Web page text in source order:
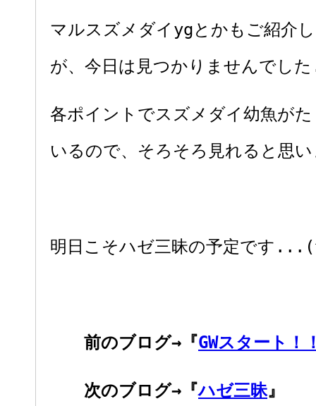
マルスズメダイygとかもご紹介
が、今日は見つかりませんでし
各ポイントでスズメダイ幼魚が
いるので、そろそろ見れると思
明日こそハゼ三昧の予定です
前のブログ→『GWスタート！
次のブログ→『ハゼ三昧』